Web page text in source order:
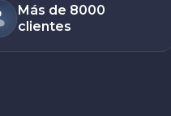
Más de 8000
clientes